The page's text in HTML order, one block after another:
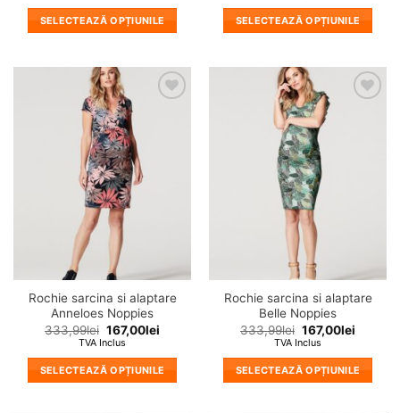
SELECTEAZĂ OPȚIUNILE
are
mai
multe
variații.
Opțiunile
pot
fi
alese
în
pagina
produsului.
SELECTEAZĂ OPȚIUNILE
are
mai
multe
variații.
Opțiunile
pot
fi
alese
în
pagina
produsului.
Rochie sarcina si alaptare
Anneloes Noppies
333,99lei 167,00lei
TVA Inclus
SELECTEAZĂ OPȚIUNILE
Rochie sarcina si alaptare
Belle Noppies
333,99lei 167,00lei
TVA Inclus
SELECTEAZĂ OPȚIUNILE